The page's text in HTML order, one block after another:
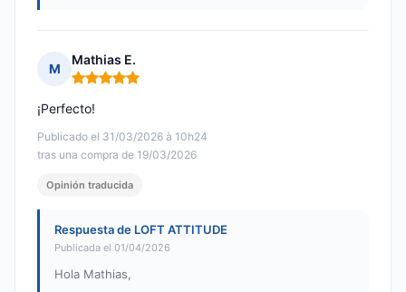
M
Mathias E.
Nota: 5 de 5
Publicado el 31/03/2026 à 10h24
tras una compra de 19/03/2026
¡Perfecto!
Opinión traducida
Respuesta de LOFT ATTITUDE
Publicada el 01/04/2026
Hola Mathias,